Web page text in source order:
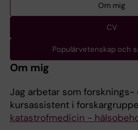
Om mig
CV
Populärvetenskap och
Om mig
Jag arbetar som forsknings-
kursassistent i
katastrofmedicin -